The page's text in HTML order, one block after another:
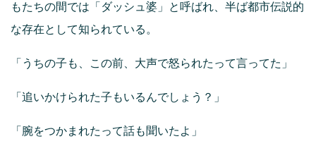
もたちの間では「ダッシュ婆」と呼ばれ、半ば都市伝説的
な存在として知られている。
「うちの子も、この前、大声で怒られたって言ってた」
「追いかけられた子もいるんでしょう？」
「腕をつかまれたって話も聞いたよ」